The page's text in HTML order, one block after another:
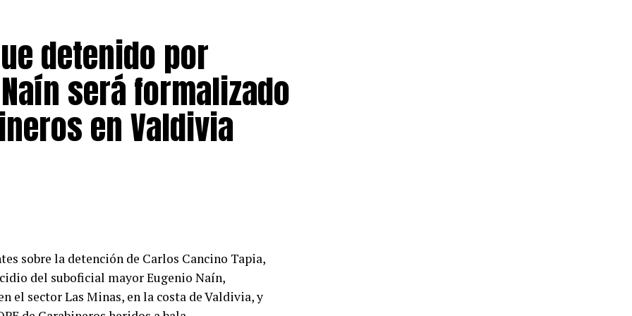
vigente la Alerta Amarilla por crecida
organismos que integran el Sistema Nacional
(Sinapred) a mantener una evaluación y
adoptando las medidas necesarias para
activar los Comités para la Gestión del
el monitoreo constante de los cursos
contener eventuales desbordes que puedan
detenido por
será formalizado
en Valdivia
sobre la detención de Carlos Cancino Tapia,
del suboficial mayor Eugenio Naín,
el sector Las Minas, en la costa de Valdivia, y